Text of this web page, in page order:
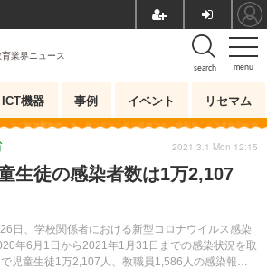
menu
search
育業界ニュース
ICT機器 事例 イベント リセマム
生徒の感染者数は1万2,107
日、学校関係者における新型コロナウイルス感染
年6月1日から2021年1月31日までの感染状況を取
児童生徒1万2,107人、教職員1,586人の感染報告
2021.3.1 Mon 12:15